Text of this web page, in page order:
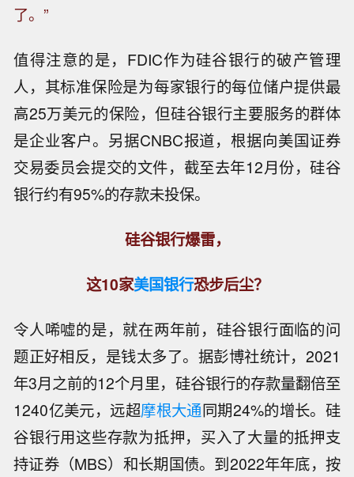
了。”
值得注意的是，FDIC作为硅谷银行的破产管理
人，其标准保险是为每家银行的每位储户提供最
高25万美元的保险，但硅谷银行主要服务的群体
是企业客户。另据CNBC报道，根据向美国证券
交易委员会提交的文件，截至去年12月份，硅谷
银行约有95%的存款未投保。
硅谷银行爆雷，
这10家美国银行恐步后尘？
令人唏嘘的是，就在两年前，硅谷银行面临的问
题正好相反，是钱太多了。据彭博社统计，2021
年3月之前的12个月里，硅谷银行的存款量翻倍至
1240亿美元，远超摩根大通同期24%的增长。硅
谷银行用这些存款为抵押，买入了大量的抵押支
持证券（MBS）和长期国债。到2022年年底，按